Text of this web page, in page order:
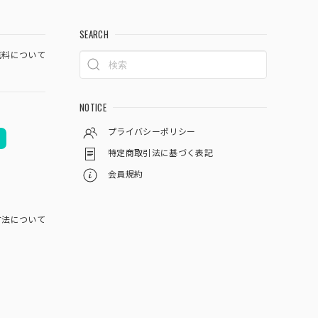
について
について
SEARCH
NOTICE
プライバシーポリシー
特定商取引法に基づく表記
会員規約